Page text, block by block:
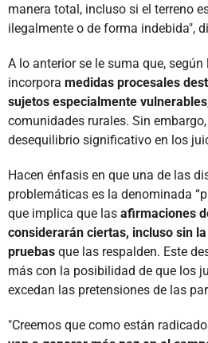
manera total, incluso si el terreno
ilegalmente o de forma indebida",
A lo anterior se le suma que,
incorpora medidas procesales
sujetos especialmente vulnerables
comunidades rurales. Sin
desequilibrio significativo en los
Hacen énfasis en que una de las
problemáticas es la denominada
que implica que las afirmaciones
considerarán ciertas, incluso sin
pruebas que las respalden. Este
más con la posibilidad de que los
excedan las pretensiones de las
"Creemos que como están